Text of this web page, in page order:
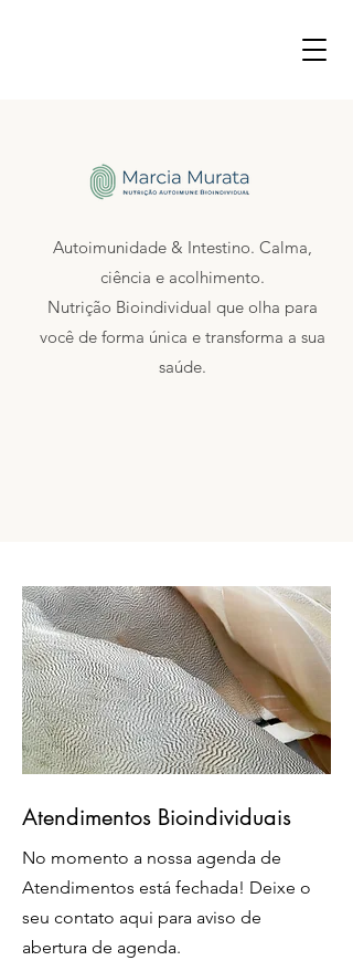
Autoimunidade & Intestino. Calma,
ciência e acolhimento.
Nutrição Bioindividual que olha para
você de forma única e transforma a sua
saúde.
Atendimentos Bioindividuais
No momento a nossa agenda de
Atendimentos está fechada! Deixe o
seu contato aqui para aviso de
abertura de agenda.